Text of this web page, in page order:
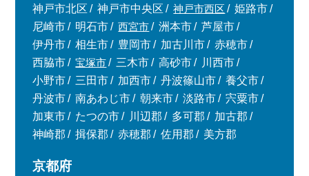
神戸市北区
神戸市中央区 神戸市西区
姫路市
尼崎市
明石市 西宮市 洲本市
芦屋市
伊丹市
相生市 豊岡市 加古川市
赤穂市
西脇市
宝塚市 三木市 高砂市
川西市
小野市
三田市 加西市 丹波篠山市
養父市
丹波市
南あわじ市 朝来市 淡路市
宍粟市
加東市
たつの市 川辺郡 多可郡
加古郡
神崎郡
揖保郡 赤穂郡 佐用郡 美方郡
京都府